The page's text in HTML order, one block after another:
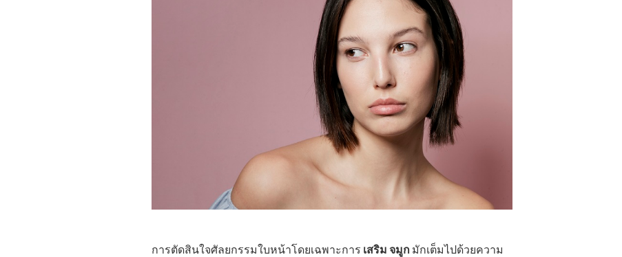
การตัดสินใจศัลยกรรมใบหน้าโดยเฉพาะการ เสริม จมูก มักเต็มไปด้วยความ